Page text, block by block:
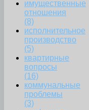
имущественные
отношения
(8)
исполнительное
производство
(5)
квартирные
вопросы
(16)
коммунальные
проблемы
(3)